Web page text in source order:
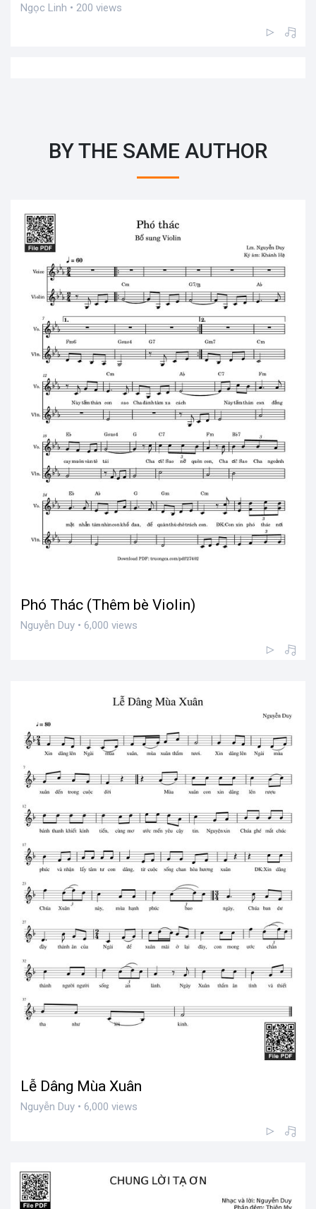
Ngọc Linh • 200 views
BY THE SAME AUTHOR
Phó Thác (Thêm bè Violin)
Nguyễn Duy • 6,000 views
Lễ Dâng Mùa Xuân
Nguyễn Duy • 6,000 views